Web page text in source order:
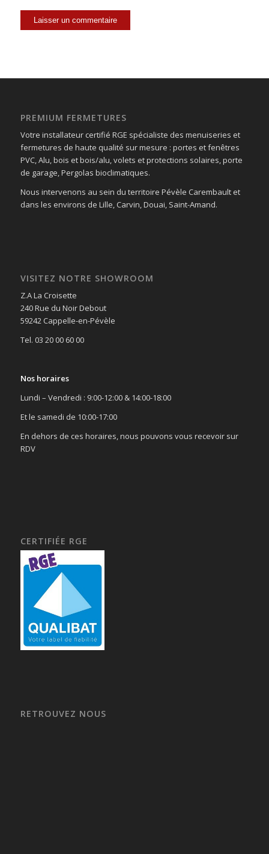
PREMIUM FERMETURES
Votre installateur certifié RGE spécialiste des menuiseries et
fermetures de haute qualité sur mesure : portes et fenêtres
PVC, Alu, bois et bois/alu, volets et protections solaires, porte
de garage, Pergolas bioclimatiques.
Nous intervenons au sein du territoire Pévèle Carembault et
dans les environs de Lille, Carvin, Douai, Saint-Amand.
VISITEZ NOTRE SHOWROOM
Z.A La Croisette
240 Rue du Noir Debout
59242 Cappelle-en-Pévèle
Tel. 03 20 00 60 00
Nos horaires
Lundi – Vendredi : 9:00-12:00 & 14:00-18:00
Et le samedi de 10:00-17:00
En dehors de ces horaires, nous pouvons vous recevoir sur
RDV
CERTIFIÉE RGE
RETROUVEZ NOUS